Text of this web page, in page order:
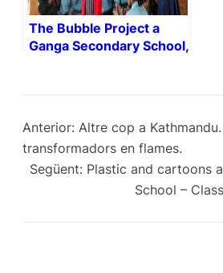
The Bubble Project a
Ganga Secondary School,
Anterior: Altre cop a
transformadors en flames.
Següent: Plastic and cartoons
School –